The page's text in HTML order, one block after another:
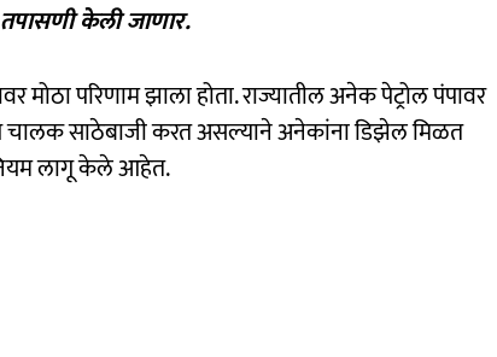
केली जाणार.
मोठा परिणाम झाला होता. राज्यातील अनेक पेट्रोल पंपावर
पंप चालक साठेबाजी करत असल्याने अनेकांना डिझेल मिळत
लागू केले आहेत.